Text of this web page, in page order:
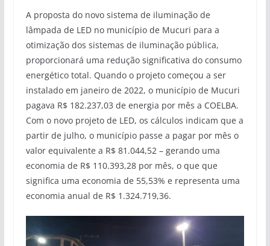
A proposta do novo sistema de iluminação de
lâmpada de LED no município de Mucuri para a
otimização dos sistemas de iluminação pública,
proporcionará uma redução significativa do consumo
energético total. Quando o projeto começou a ser
instalado em janeiro de 2022, o município de Mucuri
pagava R$ 182.237,03 de energia por mês a COELBA.
Com o novo projeto de LED, os cálculos indicam que a
partir de julho, o município passe a pagar por mês o
valor equivalente a R$ 81.044,52 – gerando uma
economia de R$ 110.393,28 por mês, o que que
significa uma economia de 55,53% e representa uma
economia anual de R$ 1.324.719,36.